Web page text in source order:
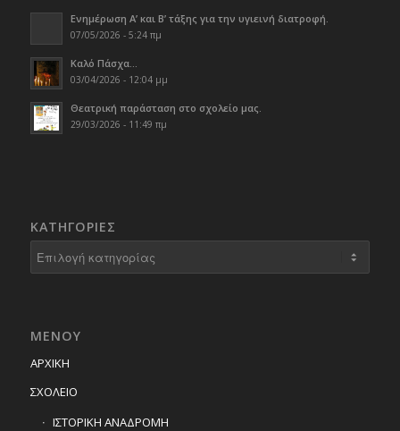
Ενημέρωση Α’ και Β’ τάξης για την υγιεινή διατροφή.
07/05/2026 - 5:24 πμ
Καλό Πάσχα…
03/04/2026 - 12:04 μμ
Θεατρική παράσταση στο σχολείο μας.
29/03/2026 - 11:49 πμ
KΑΤΗΓΟΡΊΕΣ
ΜΕΝΟΥ
ΑΡΧΙΚΗ
ΣΧΟΛΕΙΟ
ΙΣΤΟΡΙΚΗ ΑΝΑΔΡΟΜΗ